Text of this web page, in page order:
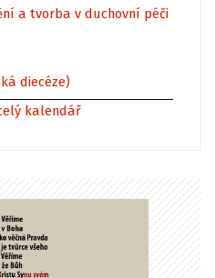
a tvorba v duchovní péči
diecéze)
kalendář